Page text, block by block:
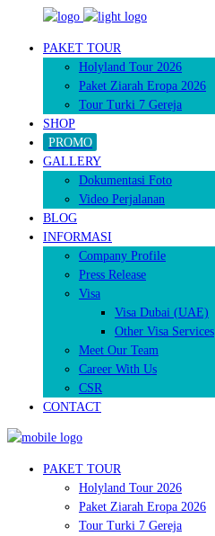
PAKET TOUR
Holyland Tour 2026
Paket Ziarah Eropa 2026
Tour Turki 7 Gereja
SHOP
PROMO
GALLERY
Dokumentasi Foto
Video Perjalanan
BLOG
INFORMASI
Company Profile
Press Release
Visa
Visa Dubai (UAE)
Other Visa Services
Meet Our Team
Career With Us
CSR
CONTACT
PAKET TOUR
Holyland Tour 2026
Paket Ziarah Eropa 2026
Tour Turki 7 Gereja